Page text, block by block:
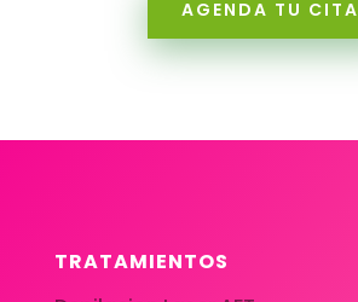
AGENDA TU CITA
TRATAMIENTOS